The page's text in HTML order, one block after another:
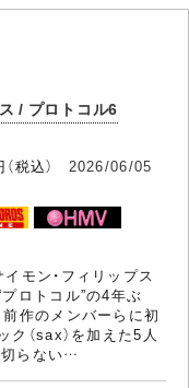
/ プロトコル6
税込） 2026/06/05
イモン・フィリップス
ロトコル”の4年ぶ
前作のメンバーらに初
ク（sax）を加えた5人
切らない…